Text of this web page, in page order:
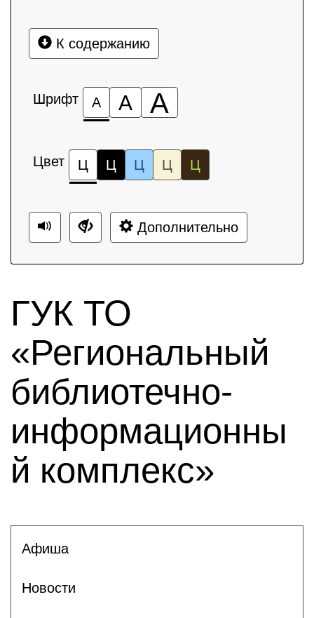
К содержанию
Шрифт А А А
Цвет Ц Ц Ц Ц Ц
Дополнительно
ГУК ТО
«Региональный
библиотечно-
информационны
й комплекс»
Афиша
Новости